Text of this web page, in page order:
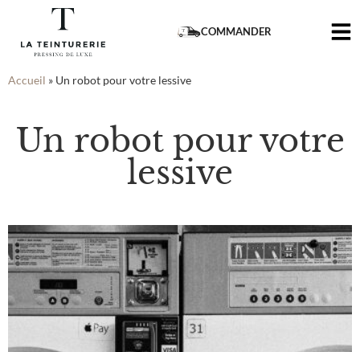
COMMANDER
Accueil » Un robot pour votre lessive
Un robot pour votre
lessive